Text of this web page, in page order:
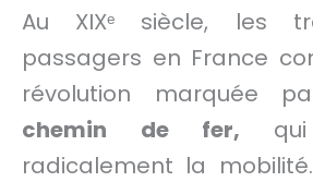
Au XIXᵉ siècle, les
passagers en France
révolution marquée
chemin
de fer, qui
radicalement la